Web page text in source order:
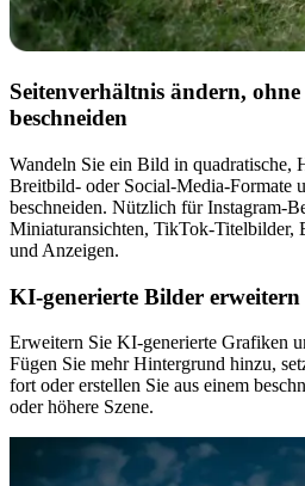
Seitenverhältnis ändern,
beschneiden
Wandeln Sie ein Bild in quadratische,
Breitbild- oder Social-Media-Formate
beschneiden. Nützlich für Instagram-
Miniaturansichten, TikTok-Titelbilder,
und Anzeigen.
KI-generierte Bilder erweitern
Erweitern Sie KI-generierte Grafiken
Fügen Sie mehr Hintergrund hinzu,
fort oder erstellen Sie aus einem
oder höhere Szene.